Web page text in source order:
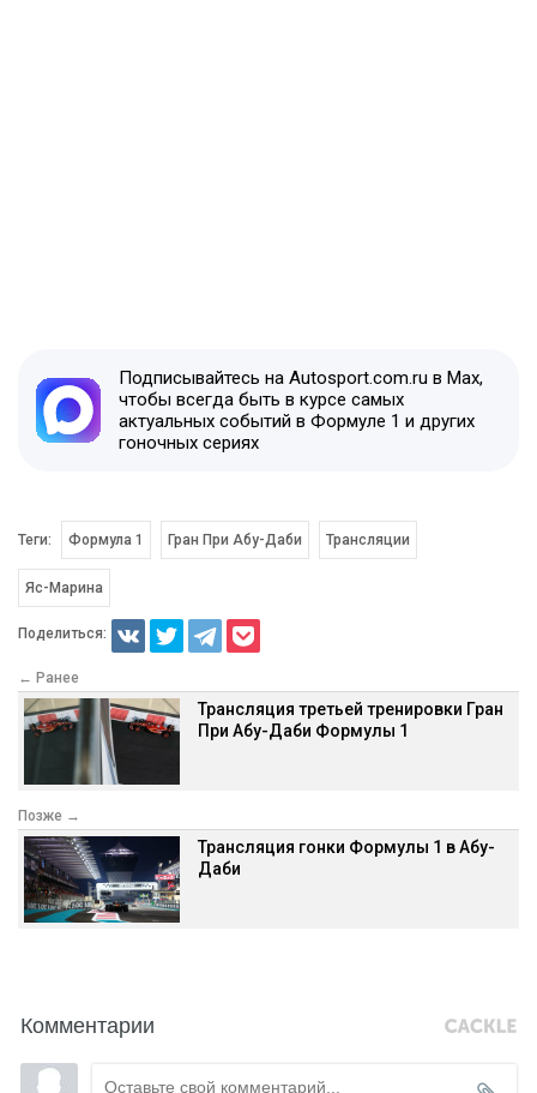
Подписывайтесь на Autosport.com.ru в Max,
чтобы всегда быть в курсе самых
актуальных событий в Формуле 1 и других
гоночных сериях
Теги: Формула 1 Гран При Абу-Даби Трансляции
Яс-Марина
Поделиться:
← Ранее
Трансляция третьей тренировки Гран
При Абу-Даби Формулы 1
Позже →
Трансляция гонки Формулы 1 в Абу-
Даби
Комментарии